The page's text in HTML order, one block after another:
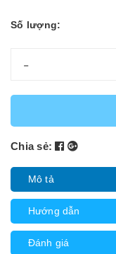
Số lượng:
-
Chia sẻ:
Mô tả
Hướng dẫn
Đánh giá